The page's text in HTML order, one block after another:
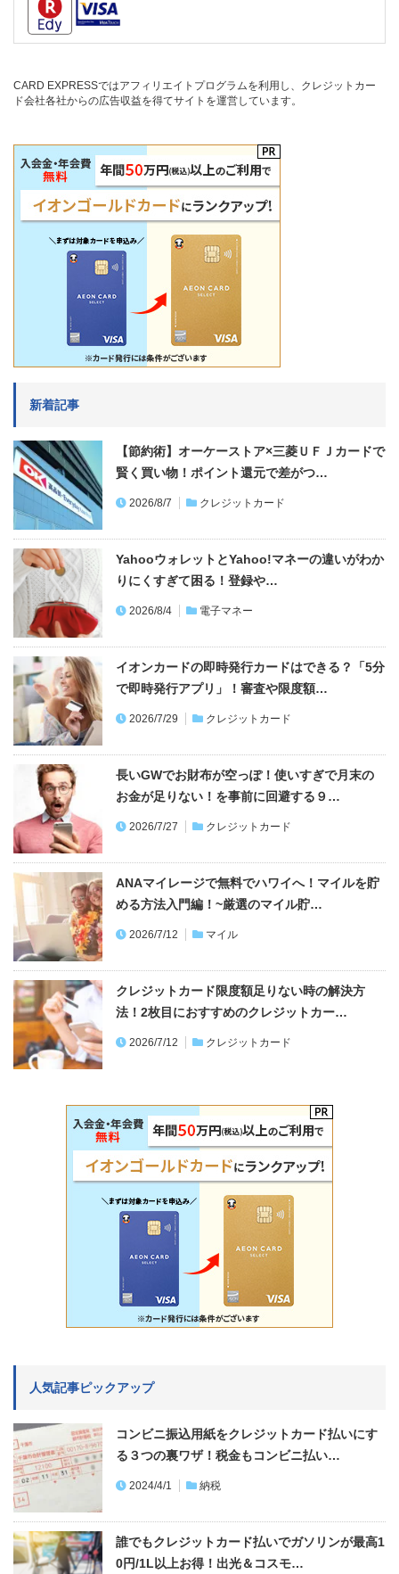
CARD EXPRESSではアフィリエイトプログラムを利用し、クレジットカー
ド会社各社からの広告収益を得てサイトを運営しています。
新着記事
【節約術】オーケーストア×三菱ＵＦＪカードで
賢く買い物！ポイント還元で差がつ…
2026/8/7 クレジットカード
YahooウォレットとYahoo!マネーの違いがわか
りにくすぎて困る！登録や…
2026/8/4 電子マネー
イオンカードの即時発行カードはできる？「5分
で即時発行アプリ」！審査や限度額…
2026/7/29 クレジットカード
長いGWでお財布が空っぽ！使いすぎで月末の
お金が足りない！を事前に回避する９…
2026/7/27 クレジットカード
ANAマイレージで無料でハワイへ！マイルを貯
める方法入門編！~厳選のマイル貯…
2026/7/12 マイル
クレジットカード限度額足りない時の解決方
法！2枚目におすすめのクレジットカー…
2026/7/12 クレジットカード
人気記事ピックアップ
コンビニ振込用紙をクレジットカード払いにす
る３つの裏ワザ！税金もコンビニ払い…
2024/4/1 納税
誰でもクレジットカード払いでガソリンが最高1
0円/1L以上お得！出光＆コスモ…